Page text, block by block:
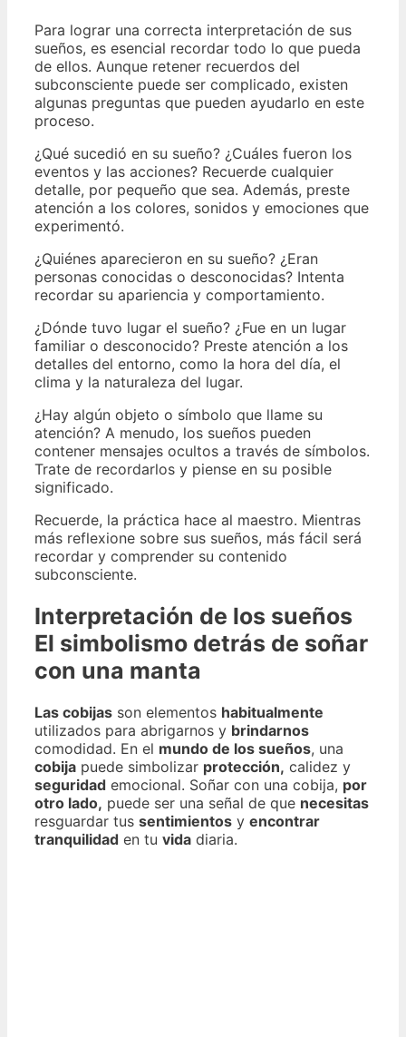
Para lograr una correcta interpretación de sus
sueños, es esencial recordar todo lo que pueda
de ellos. Aunque retener recuerdos del
subconsciente puede ser complicado, existen
algunas preguntas que pueden ayudarlo en este
proceso.
¿Qué sucedió en su sueño? ¿Cuáles fueron los
eventos y las acciones? Recuerde cualquier
detalle, por pequeño que sea. Además, preste
atención a los colores, sonidos y emociones que
experimentó.
¿Quiénes aparecieron en su sueño? ¿Eran
personas conocidas o desconocidas? Intenta
recordar su apariencia y comportamiento.
¿Dónde tuvo lugar el sueño? ¿Fue en un lugar
familiar o desconocido? Preste atención a los
detalles del entorno, como la hora del día, el
clima y la naturaleza del lugar.
¿Hay algún objeto o símbolo que llame su
atención? A menudo, los sueños pueden
contener mensajes ocultos a través de símbolos.
Trate de recordarlos y piense en su posible
significado.
Recuerde, la práctica hace al maestro. Mientras
más reflexione sobre sus sueños, más fácil será
recordar y comprender su contenido
subconsciente.
Interpretación de los sueños
El simbolismo detrás de soñar
con una manta
Las cobijas son elementos habitualmente
utilizados para abrigarnos y brindarnos
comodidad. En el mundo de los sueños, una
cobija puede simbolizar protección, calidez y
seguridad emocional. Soñar con una cobija, por
otro lado, puede ser una señal de que necesitas
resguardar tus sentimientos y encontrar
tranquilidad en tu vida diaria.